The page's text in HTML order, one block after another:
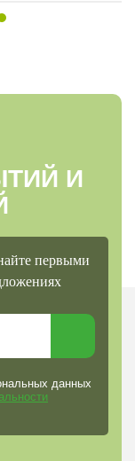
И
первыми
данных